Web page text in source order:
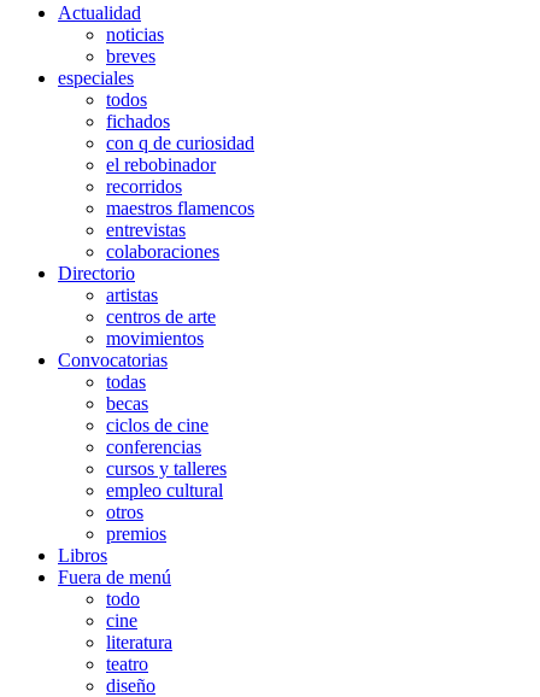
Actualidad
noticias
breves
especiales
todos
fichados
con q de curiosidad
el rebobinador
recorridos
maestros flamencos
entrevistas
colaboraciones
Directorio
artistas
centros de arte
movimientos
Convocatorias
todas
becas
ciclos de cine
conferencias
cursos y talleres
empleo cultural
otros
premios
Libros
Fuera de menú
todo
cine
literatura
teatro
diseño